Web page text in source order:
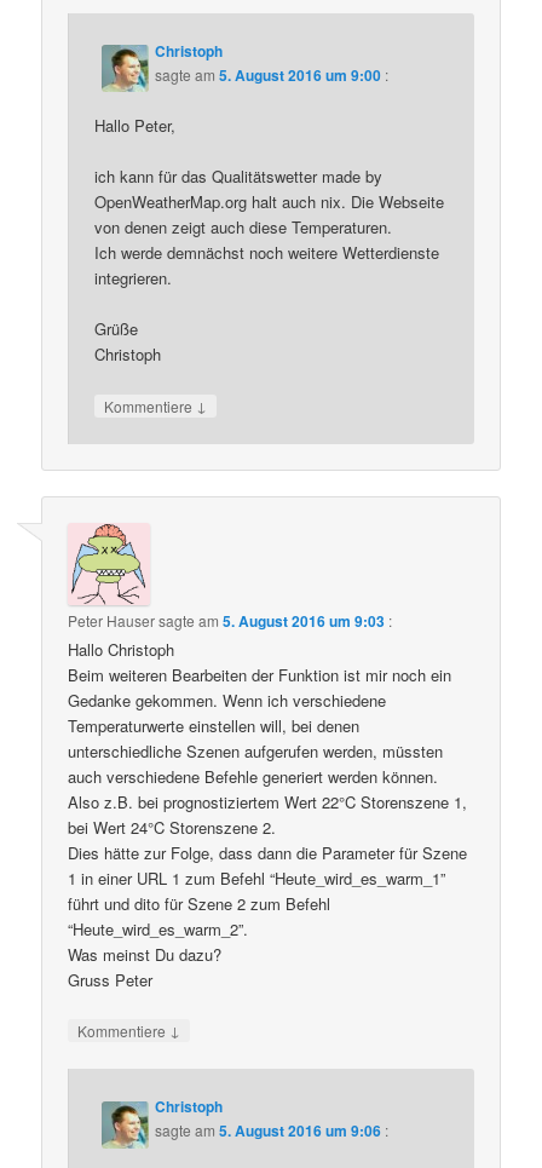
Christoph
sagte am5. August 2016 um 9:00 :
Hallo Peter,
ich kann für das Qualitätswetter made by
OpenWeatherMap.org halt auch nix. Die Webseite
von denen zeigt auch diese Temperaturen.
Ich werde demnächst noch weitere Wetterdienste
integrieren.
Grüße
Christoph
Kommentiere ↓
Peter Hausersagte am5. August 2016 um 9:03 :
Hallo Christoph
Beim weiteren Bearbeiten der Funktion ist mir noch ein
Gedanke gekommen. Wenn ich verschiedene
Temperaturwerte einstellen will, bei denen
unterschiedliche Szenen aufgerufen werden, müssten
auch verschiedene Befehle generiert werden können.
Also z.B. bei prognostiziertem Wert 22°C Storenszene 1,
bei Wert 24°C Storenszene 2.
Dies hätte zur Folge, dass dann die Parameter für Szene
1 in einer URL 1 zum Befehl “Heute_wird_es_warm_1”
führt und dito für Szene 2 zum Befehl
“Heute_wird_es_warm_2”.
Was meinst Du dazu?
Gruss Peter
Kommentiere ↓
Christoph
sagte am5. August 2016 um 9:06 :